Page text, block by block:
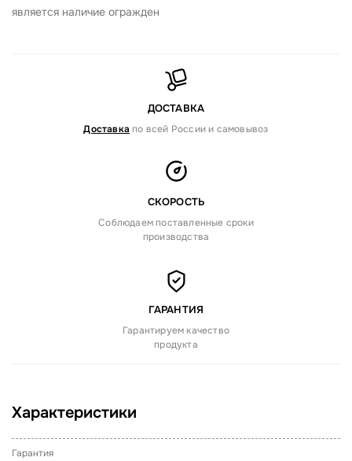
является наличие огражден
ДОСТАВКА
Доставка по всей России и самовывоз
СКОРОСТЬ
Соблюдаем поставленные сроки
производства
ГАРАНТИЯ
Гарантируем качество
продукта
Характеристики
Гарантия